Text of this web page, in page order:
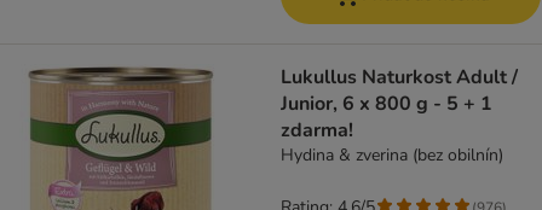
Lukullus Naturkost Adult /
Junior, 6 x 800 g - 5 + 1
zdarma!
Hydina & zverina (bez obilnín)